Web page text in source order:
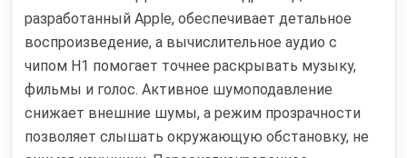
разработанный Apple, обеспечивает детальное
воспроизведение, а вычислительное аудио с
чипом H1 помогает точнее раскрывать музыку,
фильмы и голос. Активное шумоподавление
снижает внешние шумы, а режим прозрачности
позволяет слышать окружающую обстановку, не